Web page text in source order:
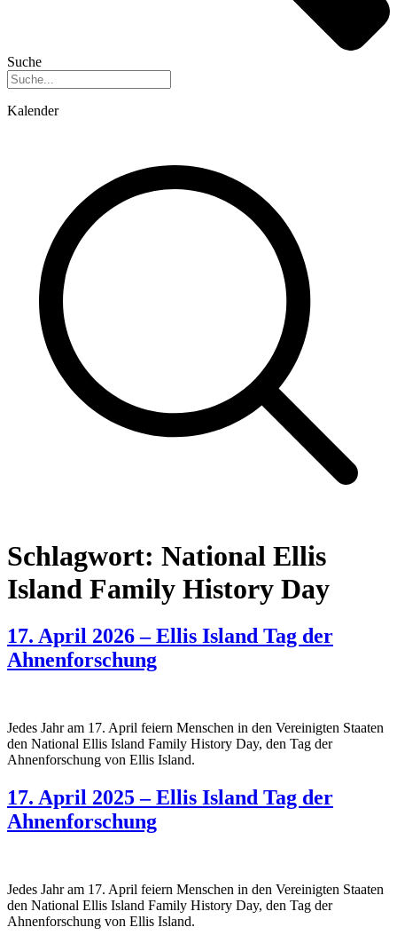
Suche
Kalender
Schlagwort: National Ellis
Island Family History Day
17. April 2026 – Ellis Island Tag der
Ahnenforschung
Jedes Jahr am 17. April feiern Menschen in den Vereinigten Staaten
den National Ellis Island Family History Day, den Tag der
Ahnenforschung von Ellis Island.
17. April 2025 – Ellis Island Tag der
Ahnenforschung
Jedes Jahr am 17. April feiern Menschen in den Vereinigten Staaten
den National Ellis Island Family History Day, den Tag der
Ahnenforschung von Ellis Island.